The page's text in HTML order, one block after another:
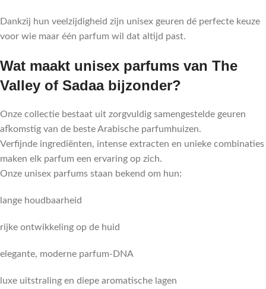
Dankzij hun veelzijdigheid zijn unisex geuren dé perfecte keuze
voor wie maar één parfum wil dat altijd past.
Wat maakt unisex parfums van The
Valley of Sadaa bijzonder?
Onze collectie bestaat uit zorgvuldig samengestelde geuren
afkomstig van de beste Arabische parfumhuizen.
Verfijnde ingrediënten, intense extracten en unieke combinaties
maken elk parfum een ervaring op zich.
Onze unisex parfums staan bekend om hun:
lange houdbaarheid
rijke ontwikkeling op de huid
elegante, moderne parfum-DNA
luxe uitstraling en diepe aromatische lagen